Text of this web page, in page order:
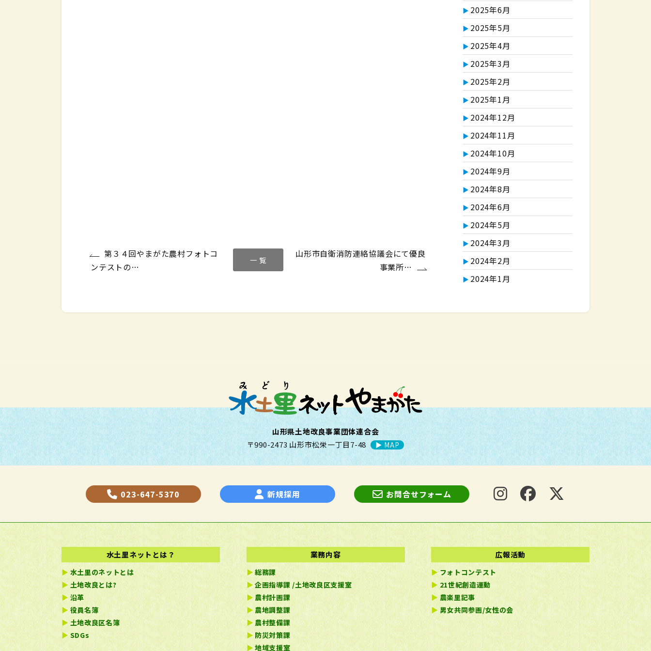
第３４回やまがた農村フォトコ
ンテストの…
一 覧
山形市自衛消防連絡協議会にて優良
事業所…
2025年6月
2025年5月
2025年4月
2025年3月
2025年2月
2025年1月
2024年12月
2024年11月
2024年10月
2024年9月
2024年8月
2024年6月
2024年5月
2024年3月
2024年2月
2024年1月
山形県土地改良事業団体連合会
〒990-2473 山形市松栄一丁目7-48
▶︎ MAP
023-647-5370 新規採用 お問合せフォーム
水土里ネットとは？
水土里のネットとは
土地改良とは?
沿革
役員名簿
土地改良区名簿
SDGs
業務内容
総務課
企画指導課 /土地改良区支援室
農村計画課
農地調整課
農村整備課
防災対策課
地域支援室
広報活動
フォトコンテスト
21世紀創造運動
農楽里記事
男女共同参画/女性の会